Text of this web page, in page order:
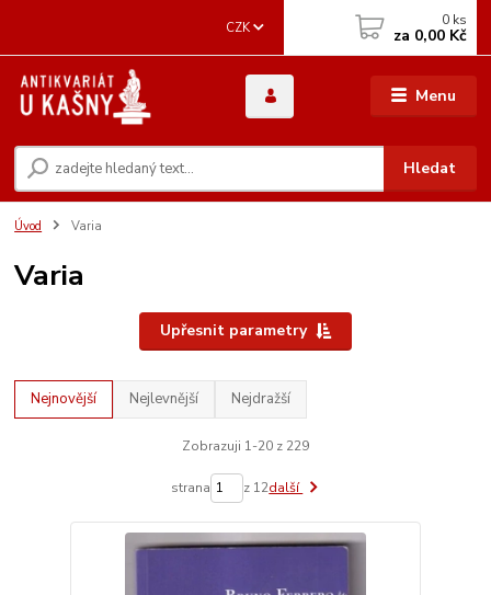
Menu
CZK
Hledat
0 ks
za 0,00 Kč
Úvod Varia
Varia
Upřesnit parametry
Nejnovější Nejlevnější Nejdražší
Zobrazuji 1-20 z 229
strana z 12další